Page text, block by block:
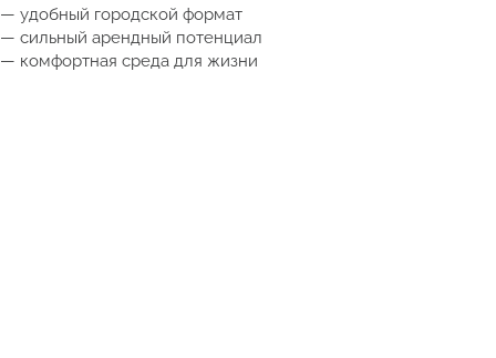
— удобный городской формат
— сильный арендный потенциал
— комфортная среда для жизни